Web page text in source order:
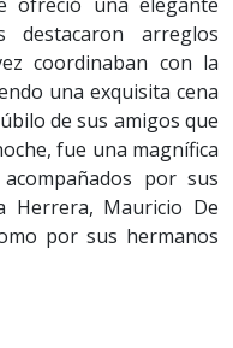
destacaron arreglos
coordinaban con la
una exquisita cena
de sus amigos que
fue una magnífica
por sus
Herrera, Mauricio De
por sus hermanos